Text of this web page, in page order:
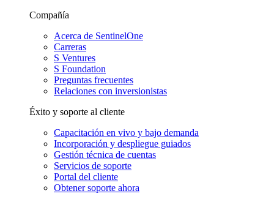
Compañía
Acerca de SentinelOne
Carreras
S Ventures
S Foundation
Preguntas frecuentes
Relaciones con inversionistas
Éxito y soporte al cliente
Capacitación en vivo y bajo demanda
Incorporación y despliegue guiados
Gestión técnica de cuentas
Servicios de soporte
Portal del cliente
Obtener soporte ahora